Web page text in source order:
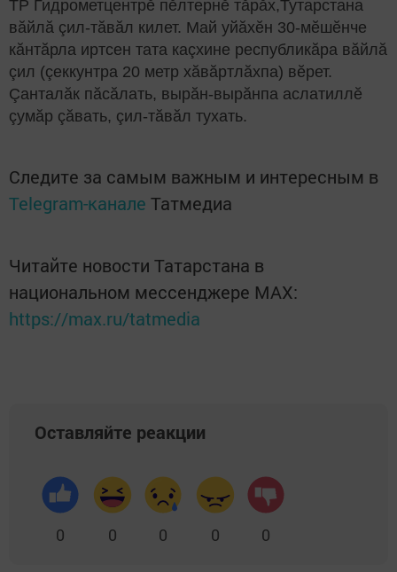
ТР Гидрометцентрӗ пӗлтернӗ тăрăх,Тутарстана
вăйлă çил-тăвăл килет. Май уйăхӗн 30-мӗшӗнче
кăнтăрла иртсен тата каçхине республикăра вăйлă
çил (çеккунтра 20 метр хăвăртлăхпа) вӗрет.
Çанталăк пăсăлать, вырăн-вырăнпа аслатиллӗ
çумăр çăвать, çил-тăвăл тухать.
Следите за самым важным и интересным в
Telegram-канале Татмедиа
Читайте новости Татарстана в
национальном мессенджере MАХ:
https://max.ru/tatmedia
Оставляйте реакции
0 0 0 0 0